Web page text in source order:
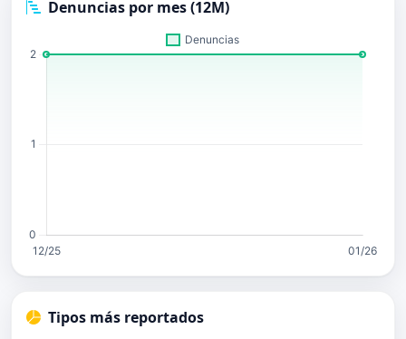
Denuncias por mes (12M)
Tipos más reportados